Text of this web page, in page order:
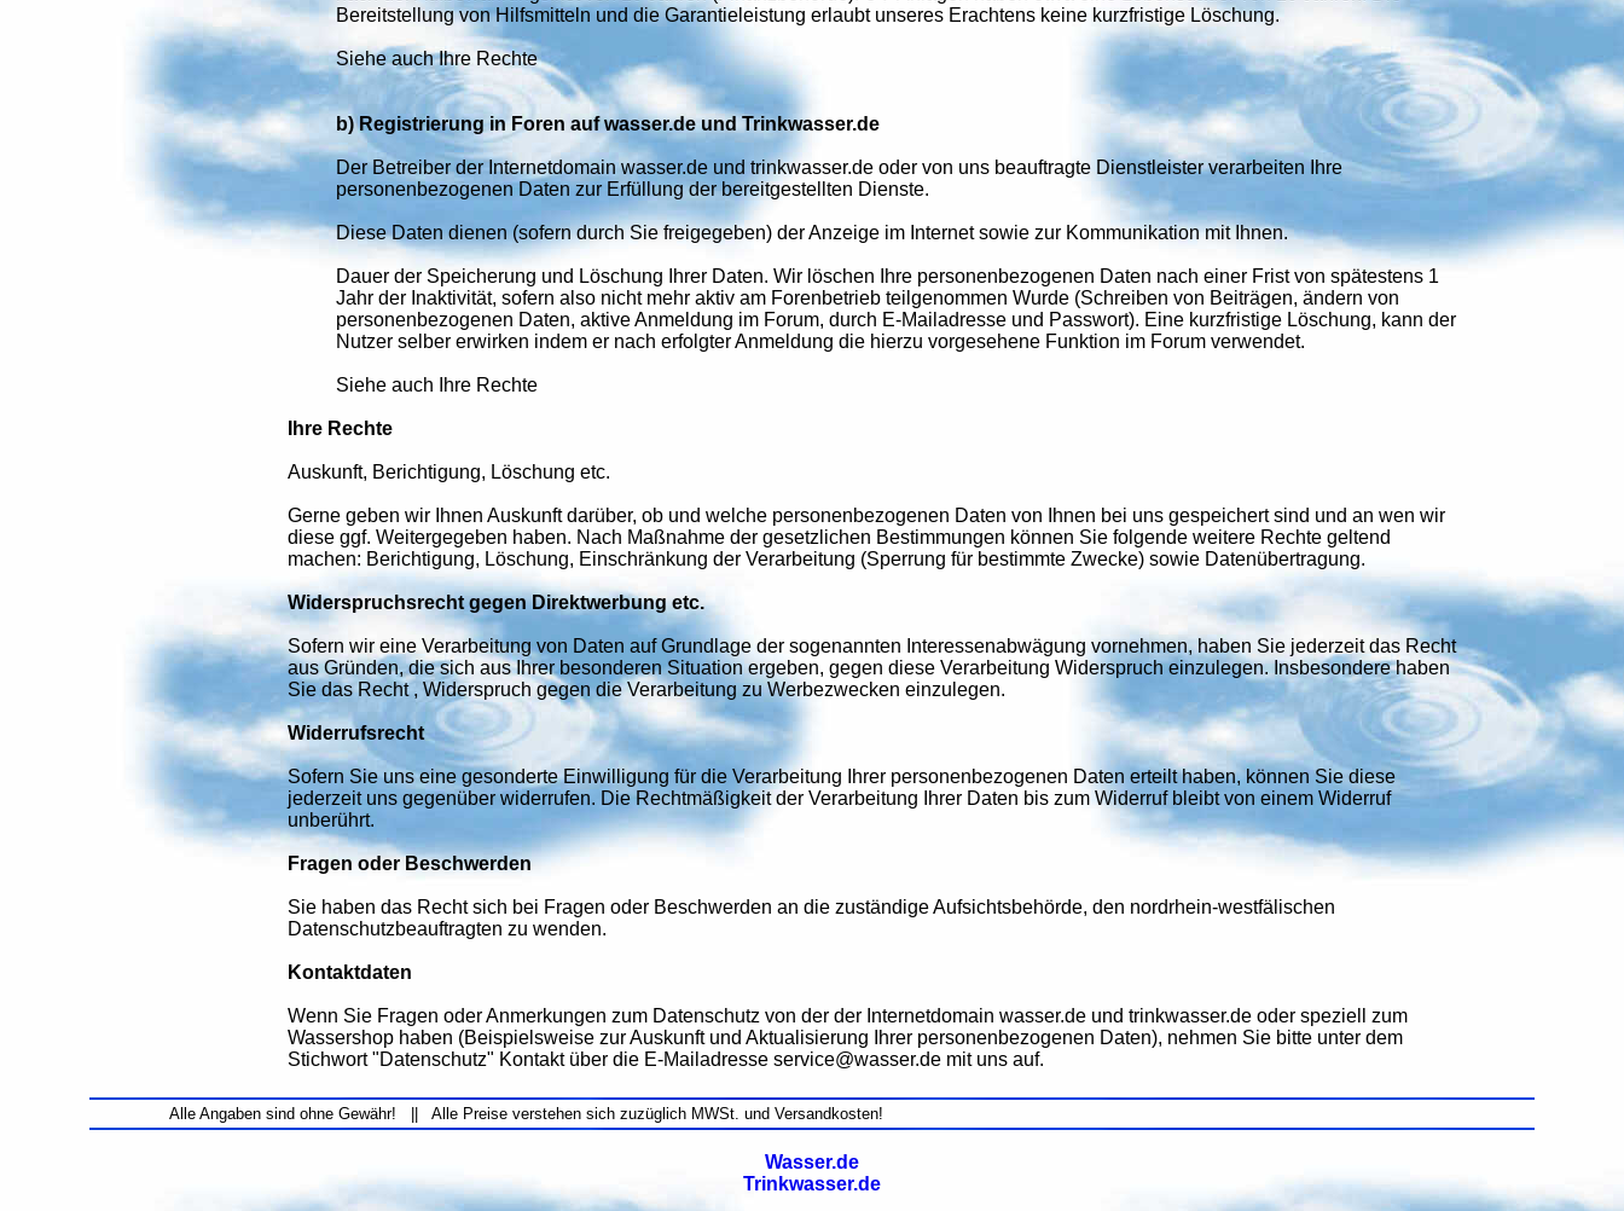
Bereitstellung von Hilfsmitteln und die Garantieleistung erlaubt unseres Erachtens keine kurzfristige Löschung.
Siehe auch Ihre Rechte
b) Registrierung in Foren auf wasser.de und Trinkwasser.de
Der Betreiber der Internetdomain wasser.de und trinkwasser.de oder von uns beauftragte Dienstleister verarbeiten Ihre
personenbezogenen Daten zur Erfüllung der bereitgestellten Dienste.
Diese Daten dienen (sofern durch Sie freigegeben) der Anzeige im Internet sowie zur Kommunikation mit Ihnen.
Dauer der Speicherung und Löschung Ihrer Daten. Wir löschen Ihre personenbezogenen Daten nach einer Frist von spätestens 1
Jahr der Inaktivität, sofern also nicht mehr aktiv am Forenbetrieb teilgenommen Wurde (Schreiben von Beiträgen, ändern von
personenbezogenen Daten, aktive Anmeldung im Forum, durch E-Mailadresse und Passwort). Eine kurzfristige Löschung, kann der
Nutzer selber erwirken indem er nach erfolgter Anmeldung die hierzu vorgesehene Funktion im Forum verwendet.
Siehe auch Ihre Rechte
Ihre Rechte
Auskunft, Berichtigung, Löschung etc.
Gerne geben wir Ihnen Auskunft darüber, ob und welche personenbezogenen Daten von Ihnen bei uns gespeichert sind und an wen wir
diese ggf. Weitergegeben haben. Nach Maßnahme der gesetzlichen Bestimmungen können Sie folgende weitere Rechte geltend
machen: Berichtigung, Löschung, Einschränkung der Verarbeitung (Sperrung für bestimmte Zwecke) sowie Datenübertragung.
Widerspruchsrecht gegen Direktwerbung etc.
Sofern wir eine Verarbeitung von Daten auf Grundlage der sogenannten Interessenabwägung vornehmen, haben Sie jederzeit das Recht
aus Gründen, die sich aus Ihrer besonderen Situation ergeben, gegen diese Verarbeitung Widerspruch einzulegen. Insbesondere haben
Sie das Recht , Widerspruch gegen die Verarbeitung zu Werbezwecken einzulegen.
Widerrufsrecht
Sofern Sie uns eine gesonderte Einwilligung für die Verarbeitung Ihrer personenbezogenen Daten erteilt haben, können Sie diese
jederzeit uns gegenüber widerrufen. Die Rechtmäßigkeit der Verarbeitung Ihrer Daten bis zum Widerruf bleibt von einem Widerruf
unberührt.
Fragen oder Beschwerden
Sie haben das Recht sich bei Fragen oder Beschwerden an die zuständige Aufsichtsbehörde, den nordrhein-westfälischen
Datenschutzbeauftragten zu wenden.
Kontaktdaten
Wenn Sie Fragen oder Anmerkungen zum Datenschutz von der der Internetdomain wasser.de und trinkwasser.de oder speziell zum
Wassershop haben (Beispielsweise zur Auskunft und Aktualisierung Ihrer personenbezogenen Daten), nehmen Sie bitte unter dem
Stichwort "Datenschutz" Kontakt über die E-Mailadresse service@wasser.de mit uns auf.
Alle Angaben sind ohne Gewähr! || Alle Preise verstehen sich zuzüglich MWSt. und Versandkosten!
Wasser.de
Trinkwasser.de